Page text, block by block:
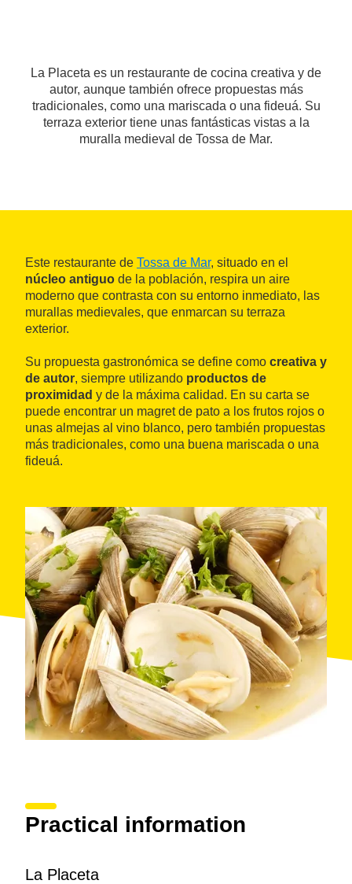
La Placeta es un restaurante de cocina creativa y de
autor, aunque también ofrece propuestas más
tradicionales, como una mariscada o una fideuá. Su
terraza exterior tiene unas fantásticas vistas a la
muralla medieval de Tossa de Mar.
Este restaurante de Tossa de Mar, situado en el
núcleo antiguo de la población, respira un aire
moderno que contrasta con su entorno inmediato, las
murallas medievales, que enmarcan su terraza
exterior.
Su propuesta gastronómica se define como creativa y
de autor, siempre utilizando productos de
proximidad y de la máxima calidad. En su carta se
puede encontrar un magret de pato a los frutos rojos o
unas almejas al vino blanco, pero también propuestas
más tradicionales, como una buena mariscada o una
fideuá.
Practical information
La Placeta